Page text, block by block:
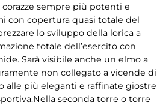
sempre più potenti e
con copertura quasi totale del
lo sviluppo della lorica a
totale dell’esercito con
Sarà visibile anche un elmo a
non collegato a vicende di
alle più eleganti e raffinate giostre
seconda torre o torre